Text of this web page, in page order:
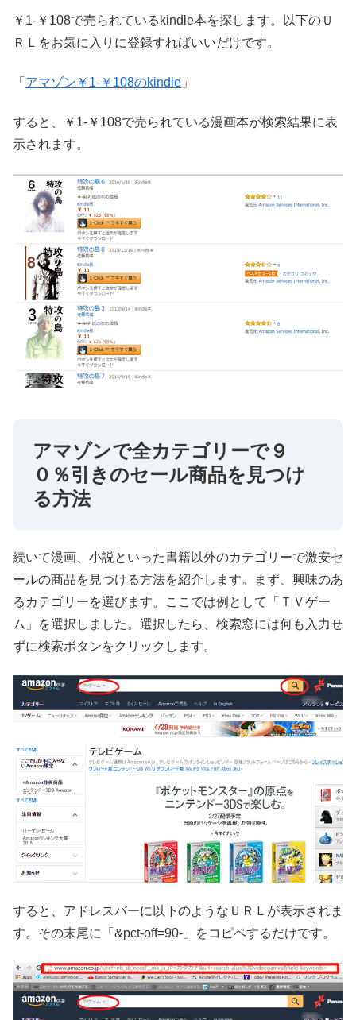
￥1-￥108で売られているkindle本を探します。以下のＵ
ＲＬをお気に入りに登録すればいいだけです。
「 アマゾン￥1-￥108のkindle 」
すると、￥1-￥108で売られている漫画本が検索結果に表
示されます。
アマゾンで全カテゴリーで９
０％引きのセール商品を見つけ
る方法
続いて漫画、小説といった書籍以外のカテゴリーで激安セ
ールの商品を見つける方法を紹介します。まず、興味のあ
るカテゴリーを選びます。ここでは例として「ＴＶゲー
ム」を選択しました。選択したら、検索窓には何も入力せ
ずに検索ボタンをクリックします。
すると、アドレスバーに以下のようなＵＲＬが表示されま
す。その末尾に「&pct-off=90-」をコピペするだけです。